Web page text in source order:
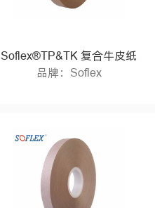
Soflex®TP&TK 复合牛皮纸
品牌：Soflex